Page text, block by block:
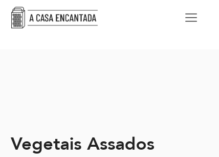
Vegetais Assados